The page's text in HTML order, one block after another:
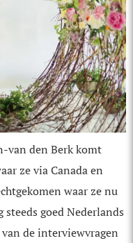
van den Berk komt
ze via Canada en
waar ze nu
goed Nederlands
de interview­vragen